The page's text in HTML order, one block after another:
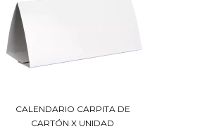
CALENDARIO CARPITA DE
CARTÓN X UNIDAD